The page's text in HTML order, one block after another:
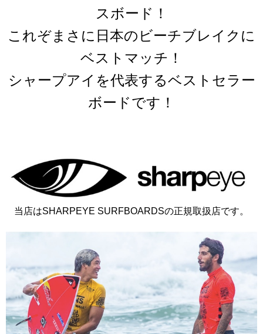
スボード！
これぞまさに日本のビーチブレイクに
ベストマッチ！
シャープアイを代表するベストセラー
ボードです！
当店はSHARPEYE SURFBOARDSの正規取扱店です。